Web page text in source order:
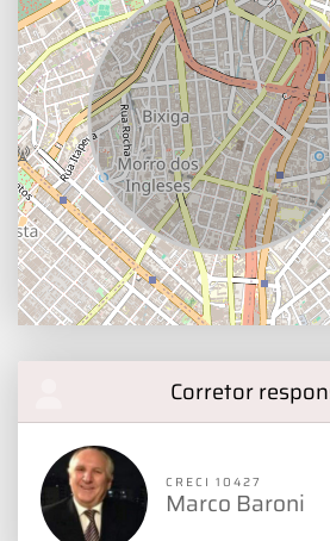
Corretor
CRECI 10427
Marco Baroni